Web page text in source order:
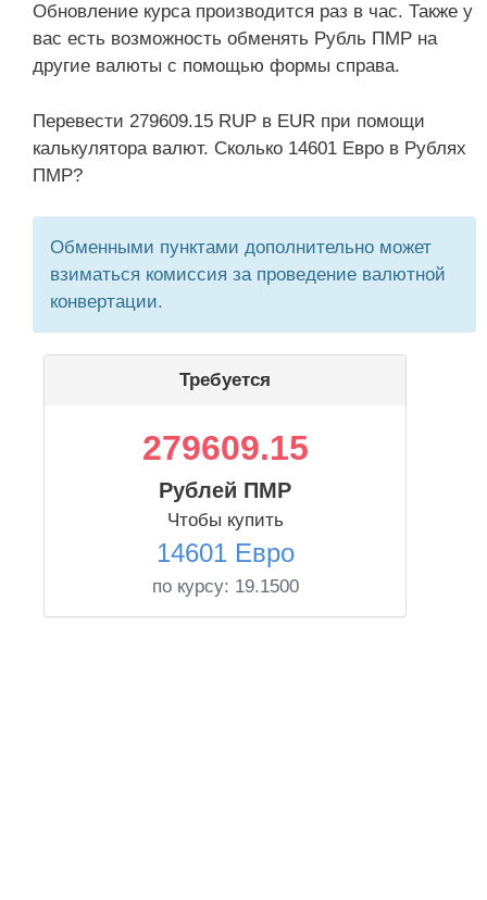
Обновление курса производится раз в час. Также у
вас есть возможность обменять Рубль ПМР на
другие валюты с помощью формы справа.
Перевести 279609.15 RUP в EUR при помощи
калькулятора валют. Сколько 14601 Евро в Рублях
ПМР?
Обменными пунктами дополнительно может
взиматься комиссия за проведение валютной
конвертации.
Требуется
279609.15
Рублей ПМР
Чтобы купить
14601 Евро
по курсу: 19.1500